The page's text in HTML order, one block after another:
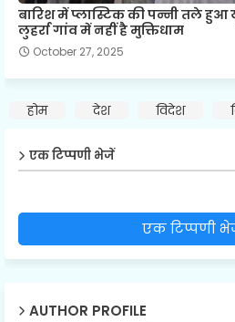
बारिश में प्लास्टिक की पन्नी तले
लुहर्रा गांव में नहीं है मुक्तिधाम
October 27, 2025
होम देश विदेश
एक टिप्पणी भेजें
एक टिप्पणी
AUTHOR PROFILE